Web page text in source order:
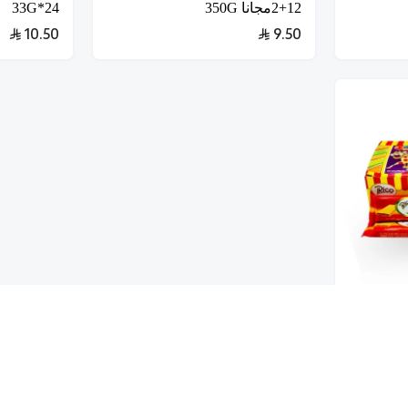
12+2مجانا 350G
9.50
24*33G
10.50